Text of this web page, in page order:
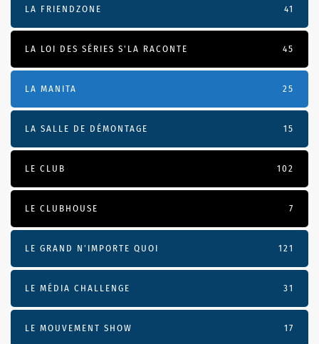
LA FRIENDZONE 41
LA LOI DES SÉRIES S'LA RACONTE 45
LA MANITA 25
LA SALLE DE DÉMONTAGE 15
LE CLUB 102
LE CLUBHOUSE 7
LE GRAND N’IMPORTE QUOI 121
LE MÉDIA CHALLENGE 31
LE MOUVEMENT SHOW 17